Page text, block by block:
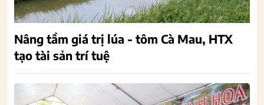
Nâng tầm giá trị lúa - tôm Cà Mau, HTX
tạo tài sản trí tuệ